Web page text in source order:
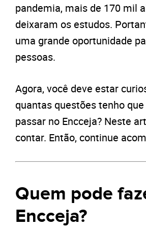
pandemia, mais de 170 mil
deixaram os estudos.
uma grande oportunidade
pessoas.
Agora, você deve estar
quantas questões tenho
passar no Encceja? Neste
contar. Então, continue
Quem pode
Encceja?